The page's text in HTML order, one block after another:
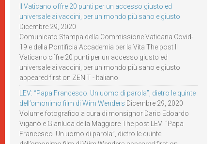
Il Vaticano offre 20 punti per un accesso giusto ed
universale ai vaccini, per un mondo più sano e giusto
Dicembre 29, 2020
Comunicato Stampa della Commissione Vaticana Covid-
19 e della Pontificia Accademia per la Vita The post Il
Vaticano offre 20 punti per un accesso giusto ed
universale ai vaccini, per un mondo più sano e giusto
appeared first on ZENIT - Italiano.
LEV: “Papa Francesco. Un uomo di parola”, dietro le quinte
dell’omonimo film di Wim Wenders Dicembre 29, 2020
Volume fotografico a cura di monsignor Dario Edoardo
Viganò e Gianluca della Maggiore The post LEV: “Papa
Francesco. Un uomo di parola”, dietro le quinte